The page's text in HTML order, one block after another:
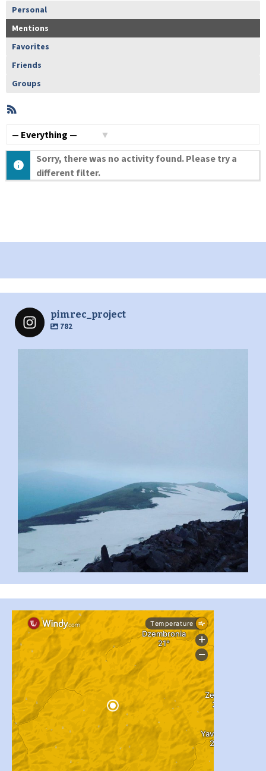
Personal
Mentions
Favorites
Friends
Groups
Member
Activities
Sorry, there was no activity found. Please try a
different filter.
pimrec_project
782
...
pimrec_project